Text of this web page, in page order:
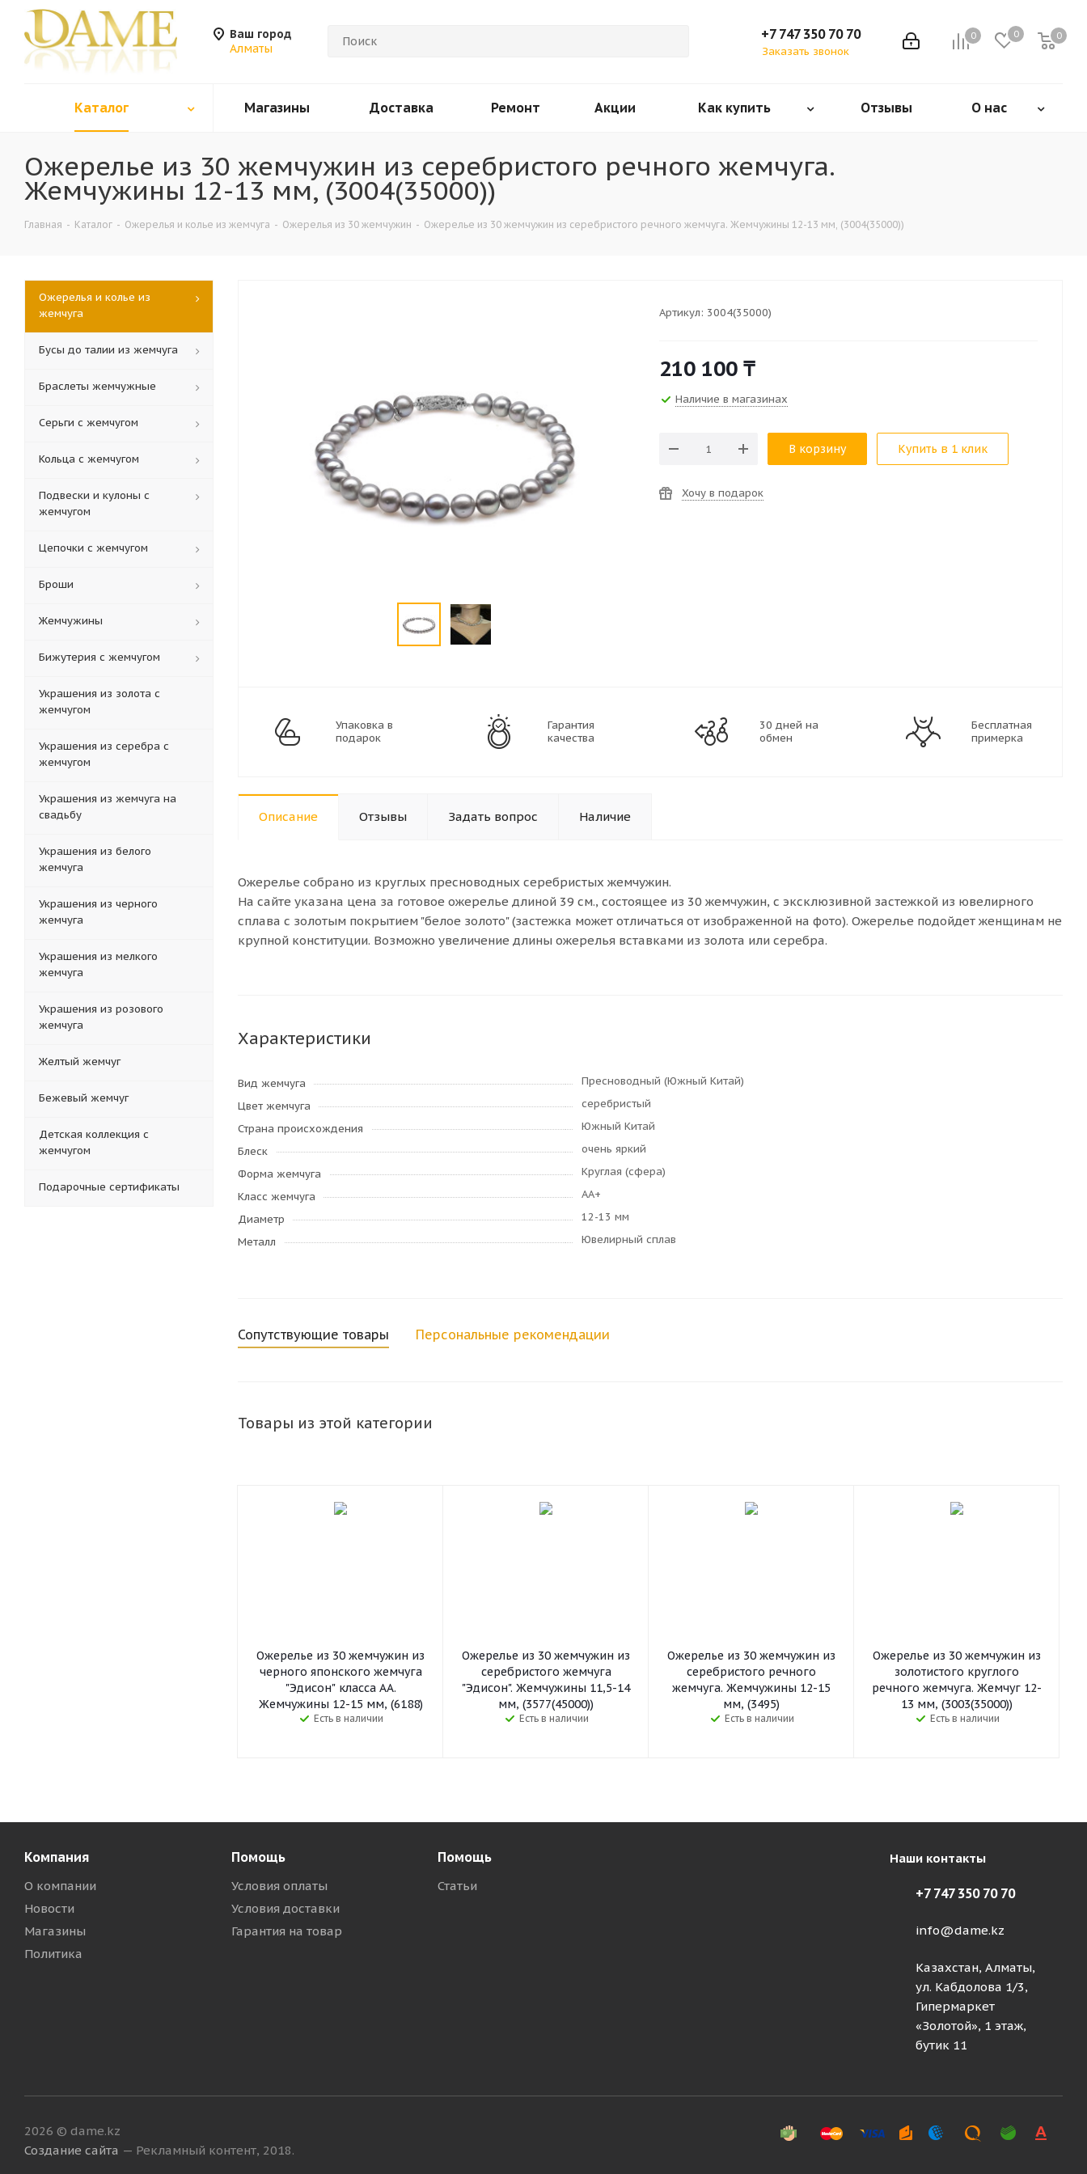
Ваш город
Алматы
0 0 0
+7 747 350 70 70
Заказать звонок
Каталог Магазины Доставка Ремонт Акции Как купить Отзывы О нас
Ожерелье из 30 жемчужин из серебристого речного жемчуга.
Жемчужины 12-13 мм, (3004(35000))
Главная - Каталог - Ожерелья и колье из жемчуга - Ожерелья из 30 жемчужин - Ожерелье из 30 жемчужин из серебристого речного жемчуга. Жемчужины 12-13 мм, (3004(35000))
Артикул: 3004(35000)
210 100 ₸
Наличие в магазинах
В корзину Купить в 1 клик
Хочу в подарок
Упаковка в
подарок
Гарантия
качества
30 дней на
обмен
Бесплатная
примерка
Описание Отзывы Задать вопрос Наличие
Ожерелье собрано из круглых пресноводных серебристых жемчужин.
На сайте указана цена за готовое ожерелье длиной 39 см., состоящее из 30 жемчужин, с эксклюзивной застежкой из ювелирного
сплава с золотым покрытием "белое золото" (застежка может отличаться от изображенной на фото). Ожерелье подойдет женщинам не
крупной конституции. Возможно увеличение длины ожерелья вставками из золота или серебра.
Характеристики
Вид жемчуга
Пресноводный (Южный Китай)
Цвет жемчуга
серебристый
Страна происхождения
Южный Китай
Блеск
очень яркий
Форма жемчуга
Круглая (сфера)
Класс жемчуга
AA+
Диаметр
12-13 мм
Металл
Ювелирный сплав
Сопутствующие товары Персональные рекомендации
Товары из этой категории
Ожерелье из 30 жемчужин из
черного японского жемчуга
"Эдисон" класса АА.
Жемчужины 12-15 мм, (6188)
Есть в наличии
Ожерелье из 30 жемчужин из
серебристого жемчуга
"Эдисон". Жемчужины 11,5-14
мм, (3577(45000))
Есть в наличии
Ожерелье из 30 жемчужин из
серебристого речного
жемчуга. Жемчужины 12-15
мм, (3495)
Есть в наличии
Ожерелье из 30 жемчужин из
золотистого круглого
речного жемчуга. Жемчуг 12-
13 мм, (3003(35000))
Есть в наличии
Ожерелья и колье из
жемчуга
Бусы до талии из жемчуга
Браслеты жемчужные
Серьги с жемчугом
Кольца c жемчугом
Подвески и кулоны с
жемчугом
Цепочки с жемчугом
Броши
Жемчужины
Бижутерия с жемчугом
Украшения из золота с
жемчугом
Украшения из серебра с
жемчугом
Украшения из жемчуга на
свадьбу
Украшения из белого
жемчуга
Украшения из черного
жемчуга
Украшения из мелкого
жемчуга
Украшения из розового
жемчуга
Желтый жемчуг
Бежевый жемчуг
Детская коллекция с
жемчугом
Подарочные сертификаты
Компания
О компании
Новости
Магазины
Политика
Помощь
Условия оплаты
Условия доставки
Гарантия на товар
Помощь
Статьи
Наши контакты
+7 747 350 70 70
info@dame.kz
Казахстан, Алматы,
ул. Кабдолова 1/3,
Гипермаркет
«Золотой», 1 этаж,
бутик 11
2026 © dame.kz
Создание сайта — Рекламный контент, 2018.